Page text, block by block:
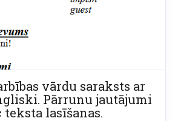
vārdu saraksts ar
Pārrunu jautājumi
lasīšanas.